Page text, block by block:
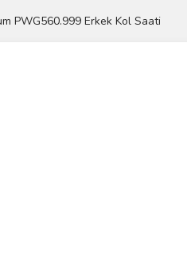
PWG560.999 Erkek Kol Saati